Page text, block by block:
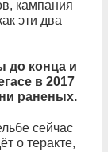
кампания
эти два
до конца и
в 2017
раненых.
сейчас
о теракте,